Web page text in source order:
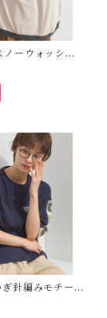
ーウォッシュ
バー / Snow Wa
(残りわ
針編みモチーフ
ャツ / Croche
Panel Logo